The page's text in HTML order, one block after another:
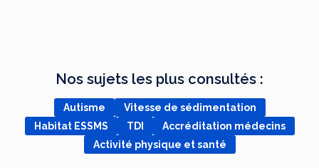
Nos sujets les plus consultés :
Autisme
Vitesse de sédimentation
Habitat ESSMS
TDI
Accréditation médecins
Activité physique et santé